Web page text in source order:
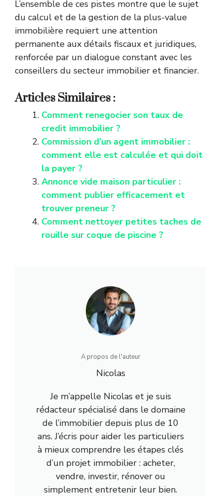
L’ensemble de ces pistes montre que le sujet
du calcul et de la gestion de la plus-value
immobilière requiert une attention
permanente aux détails fiscaux et juridiques,
renforcée par un dialogue constant avec les
conseillers du secteur immobilier et financier.
Articles Similaires :
Comment renegocier son taux de
credit immobilier ?
Commission d’un agent immobilier :
comment elle est calculée et qui doit
la payer ?
Annonce vide maison particulier :
comment publier efficacement et
trouver preneur ?
Comment nettoyer petites taches de
rouille sur coque de piscine ?
A propos de l'auteur
Nicolas
Je m’appelle Nicolas et je suis
rédacteur spécialisé dans le domaine
de l’immobilier depuis plus de 10
ans. J’écris pour aider les particuliers
à mieux comprendre les étapes clés
d’un projet immobilier : acheter,
vendre, investir, rénover ou
simplement entretenir leur bien.